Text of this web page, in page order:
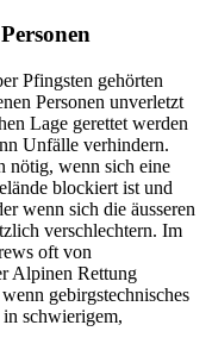
Pfingsten gehörten
Personen unverletzt
Lage gerettet werden
Unfälle verhindern.
nötig, wenn sich eine
blockiert ist und
wenn sich die äusseren
verschlechtern. Im
oft von
Alpinen Rettung
gebirgstechnisches
schwierigem,